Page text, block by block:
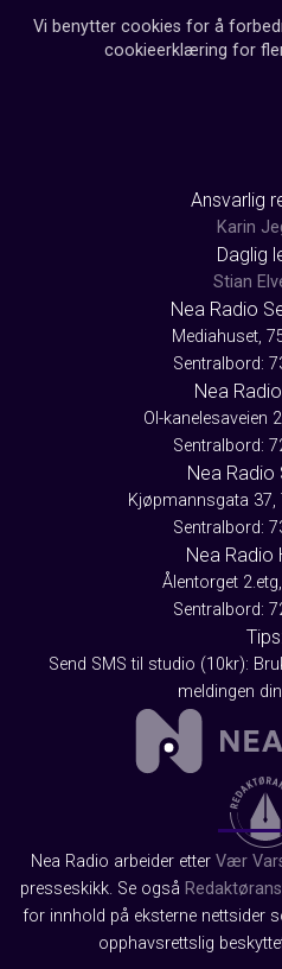
Vi benytter cookies for å
cookieerklæring for
Ansvarlig
Karin
Daglig
Stian
Nea Radio
Mediahuset,
Sentralbord:
Nea
Ol-kanelesaveien
Sentralbord:
Nea Radio
Kjøpmannsgata 37,
Sentralbord:
Nea Radio
Ålentorget
Sentralbord:
Send SMS til studio (10kr):
meldingen
Nea Radio arbeider etter Vær
presseskikk. Se også
for innhold på eksterne nettsider
opphavsrettslig